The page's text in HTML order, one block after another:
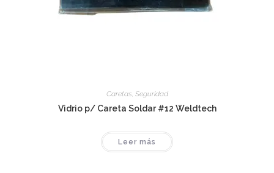
Caretas, Seguridad
Vidrio p/ Careta Soldar #12 Weldtech
Leer más